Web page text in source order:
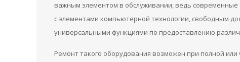
важным элементом в обслуживании, ведь современные
с элементами компьютерной технологии, свободным
универсальными функциями по предоставлению
Ремонт такого оборудования возможен при полной